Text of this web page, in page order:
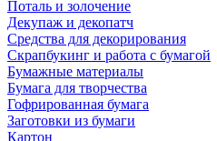
Поталь и золочение
Декупаж и декопатч
Средства для декорирования
Скрапбукинг и работа с бумагой
Бумажные материалы
Бумага для творчества
Гофрированная бумага
Заготовки из бумаги
Картон